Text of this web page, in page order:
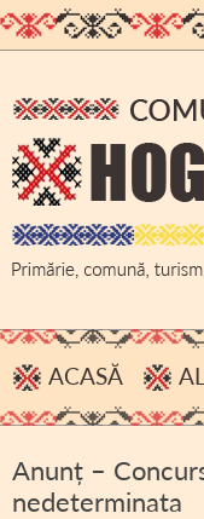
ACASĂ
Anunț –
nedeterminata